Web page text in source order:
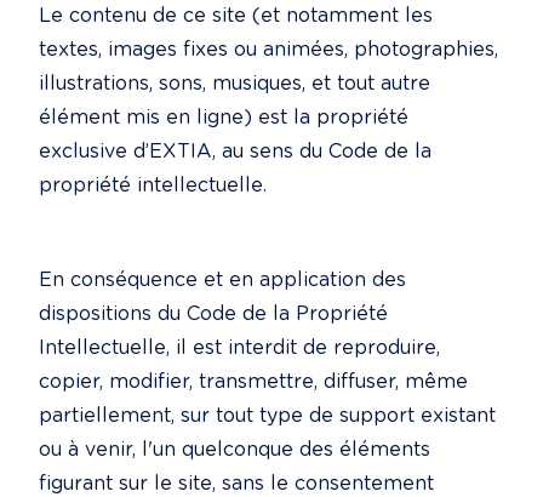
Le contenu de ce site (et notamment les
textes, images fixes ou animées, photographies,
illustrations, sons, musiques, et tout autre
élément mis en ligne) est la propriété
exclusive d’EXTIA, au sens du Code de la
propriété intellectuelle.
En conséquence et en application des
dispositions du Code de la Propriété
Intellectuelle, il est interdit de reproduire,
copier, modifier, transmettre, diffuser, même
partiellement, sur tout type de support existant
ou à venir, l'un quelconque des éléments
figurant sur le site, sans le consentement